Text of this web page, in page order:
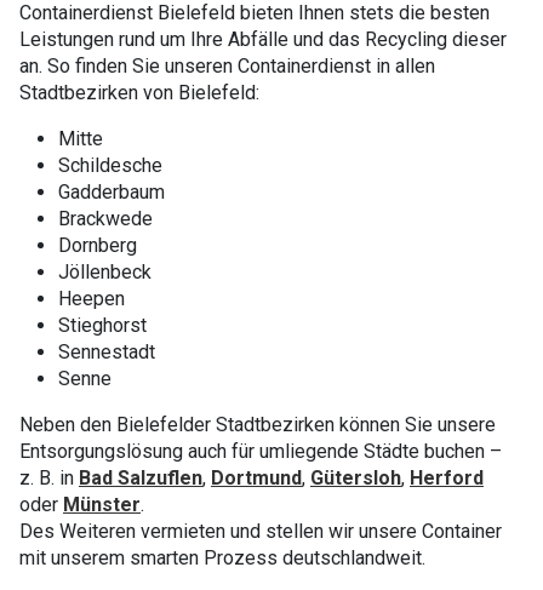
Containerdienst Bielefeld bieten Ihnen stets die besten
Leistungen rund um Ihre Abfälle und das Recycling dieser
an. So finden Sie unseren Containerdienst in allen
Stadtbezirken von Bielefeld:
Mitte
Schildesche
Gadderbaum
Brackwede
Dornberg
Jöllenbeck
Heepen
Stieghorst
Sennestadt
Senne
Neben den Bielefelder Stadtbezirken können Sie unsere
Entsorgungslösung auch für umliegende Städte buchen –
z. B. in Bad Salzuflen, Dortmund, Gütersloh, Herford
oder Münster.
Des Weiteren vermieten und stellen wir unsere Container
mit unserem smarten Prozess deutschlandweit.